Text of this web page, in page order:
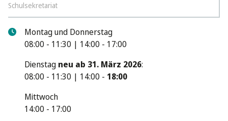
Schulsekretariat
Montag und Donnerstag
08:00 - 11:30 | 14:00 - 17:00
Dienstag neu ab 31. März 2026:
08:00 - 11:30 | 14:00 - 18:00
Mittwoch
14:00 - 17:00